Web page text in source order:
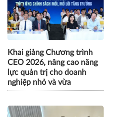
Khai giảng Chương trình
CEO 2026, nâng cao năng
lực quản trị cho doanh
nghiệp nhỏ và vừa